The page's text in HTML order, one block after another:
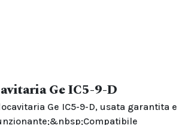
Ge IC5-9-D
Ge IC5-9-D, usata garantita e